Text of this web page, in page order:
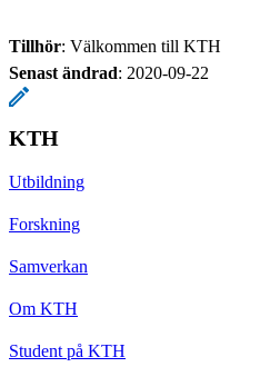
Tillhör: Välkommen till KTH
Senast ändrad: 2020-09-22
KTH
Utbildning
Forskning
Samverkan
Om KTH
Student på KTH